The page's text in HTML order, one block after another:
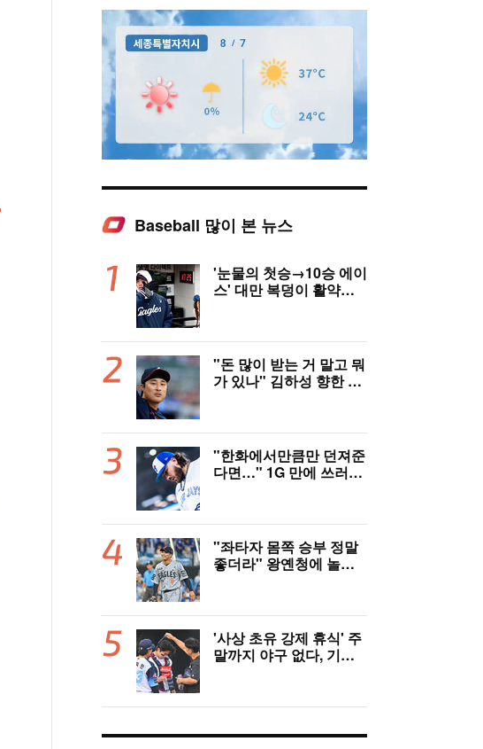
Baseball 많이 본 뉴스
'눈물의 첫승→10승 에이
스' 대만 복덩이 활약에
"돈 많이 받는 거 말고 뭐
가 있나" 김하성 향한 현
판
"한화에서만큼만 던져준
다면…" 1G 만에 쓰러진
"좌타자 몸쪽 승부 정말
좋더라" 왕옌청에 놀란
위 좋아지고 안정감 생겼
다" [오!쎈 대구]
'사상 초유 강제 휴식' 주
말까지 야구 없다, 기록
시 개시 [공식발표]